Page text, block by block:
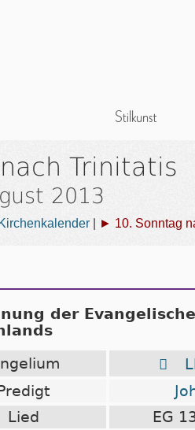
Trinitatis
2013
► 10. Sonntag
der

Lied
EG